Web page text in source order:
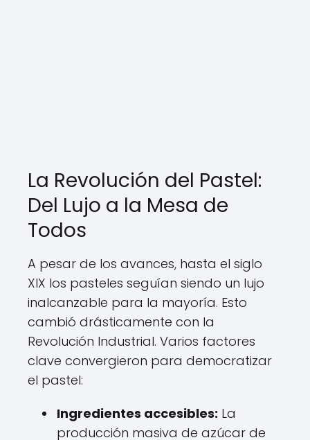
La Revolución del Pastel:
Del Lujo a la Mesa de
Todos
A pesar de los avances, hasta el siglo
XIX los pasteles seguían siendo un lujo
inalcanzable para la mayoría. Esto
cambió drásticamente con la
Revolución Industrial. Varios factores
clave convergieron para democratizar
el pastel:
Ingredientes accesibles: La
producción masiva de azúcar de